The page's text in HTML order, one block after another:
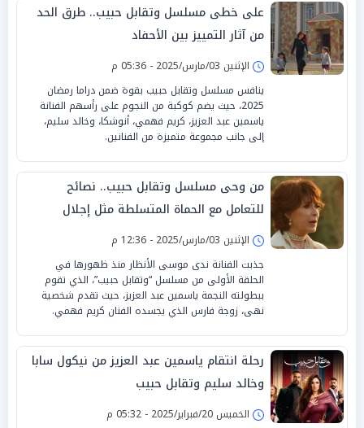
على خطى مسلسل وتقابل حبيب.. طرق الحد
من آثار التمييز بين الأحفاد
الإثنين 03/مارس/2025 - 05:36 م
ينافس مسلسل وتقابل حبيب بقوة ضمن دراما رمضان
2025، حيث يضم كوكبة من النجوم على رأسهم الفنانة
ياسمين عبد العزيز، كريم فهمي، أنوشكا، وخالد سليم،
إلى جانب مجموعة متميزة من الفنانين.
من وحى مسلسل وتقابل حبيب.. نصائح
للتعامل مع الحماة المتسلطة مثل إجلال
الإثنين 03/مارس/2025 - 12:36 م
جذبت الفنانة ندى موسى الأنظار منذ ظهورها في
الحلقة الأولى من مسلسل “وتقابل حبيب”، الذي تقوم
ببطولته النجمة ياسمين عبد العزيز، حيث تقدم شخصية
نهى، زوجة فارس الذي يجسده الفنان كريم فهمي.
رحلة انتقام ياسمين عبد العزيز من نيكول سابا
وخالد سليم وتقابل حبيب
الخميس 20/فبراير/2025 - 05:32 م